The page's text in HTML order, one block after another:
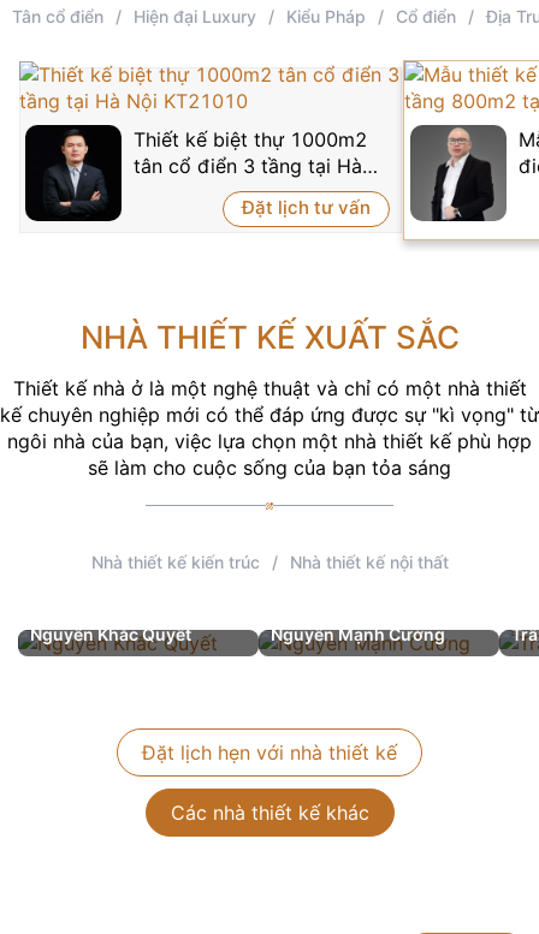
Tân cổ điển / Hiện đại Luxury / Kiểu Pháp / Cổ điển / Địa
Thiết kế biệt thự 1000m2
tân cổ điển 3 tầng tại Hà
Nội KT21010
Đặt lịch tư vấn
NHÀ THIẾT KẾ XUẤT SẮC
Thiết kế nhà ở là một nghệ thuật và chỉ có một nhà thiết
kế chuyên nghiệp mới có thể đáp ứng được sự "kì vọng" từ
ngôi nhà của bạn, việc lựa chọn một nhà thiết kế phù hợp
sẽ làm cho cuộc sống của bạn tỏa sáng
Nhà thiết kế kiến trúc / Nhà thiết kế nội thất
Nguyễn Khắc Quyết
Số dự án đã thực hiện: 94+
Số năm kinh nghiệm:13
Nguyễn Mạnh Cường
Số dự án đã thực hiện
Số năm kinh nghiệm:
Đặt lịch hẹn với nhà thiết kế
Các nhà thiết kế khác